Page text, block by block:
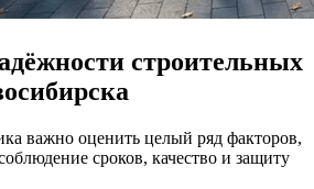
строительных
важно оценить целый ряд факторов,
сроков, качество и защиту